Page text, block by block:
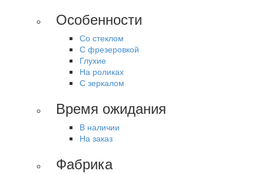
Особенности
Со стеклом
С фрезеровкой
Глухие
На роликах
С зеркалом
Время ожидания
В наличии
На заказ
Фабрика